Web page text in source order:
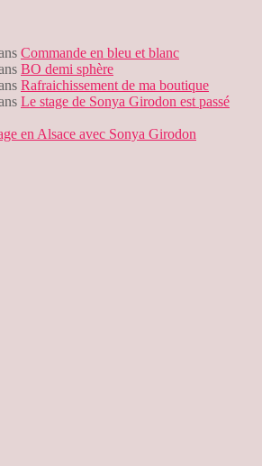
Commande en bleu et blanc
BO demi sphère
Rafraichissement de ma boutique
Le stage de Sonya Girodon est passé
en Alsace avec Sonya Girodon